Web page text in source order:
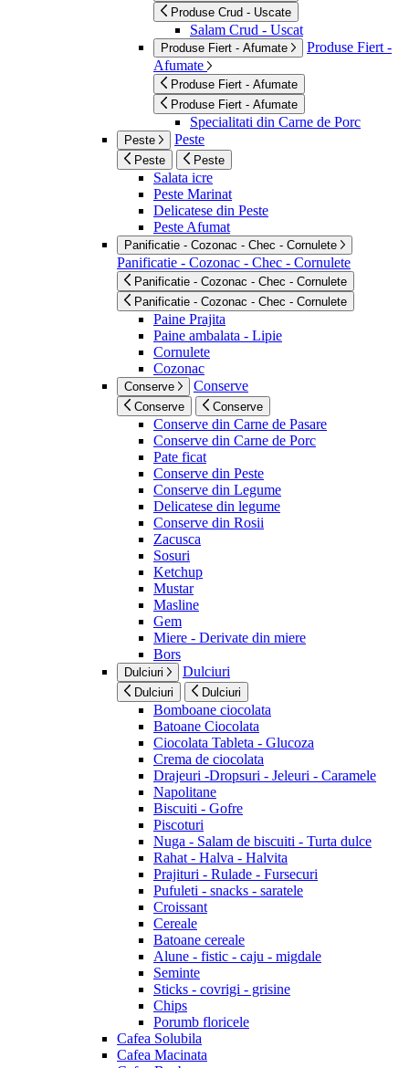
Produse Crud - Uscate
Salam Crud - Uscat
Produse Fiert - Afumate
Produse Fiert -
Afumate
Produse Fiert - Afumate
Produse Fiert - Afumate
Specialitati din Carne de Porc
Peste Peste
Peste Peste
Salata icre
Peste Marinat
Delicatese din Peste
Peste Afumat
Panificatie - Cozonac - Chec - Cornulete
Panificatie - Cozonac - Chec - Cornulete
Panificatie - Cozonac - Chec - Cornulete
Panificatie - Cozonac - Chec - Cornulete
Paine Prajita
Paine ambalata - Lipie
Cornulete
Cozonac
Conserve Conserve
Conserve Conserve
Conserve din Carne de Pasare
Conserve din Carne de Porc
Pate ficat
Conserve din Peste
Conserve din Legume
Delicatese din legume
Conserve din Rosii
Zacusca
Sosuri
Ketchup
Mustar
Masline
Gem
Miere - Derivate din miere
Bors
Dulciuri Dulciuri
Dulciuri Dulciuri
Bomboane ciocolata
Batoane Ciocolata
Ciocolata Tableta - Glucoza
Crema de ciocolata
Drajeuri -Dropsuri - Jeleuri - Caramele
Napolitane
Biscuiti - Gofre
Piscoturi
Nuga - Salam de biscuiti - Turta dulce
Rahat - Halva - Halvita
Prajituri - Rulade - Fursecuri
Pufuleti - snacks - saratele
Croissant
Cereale
Batoane cereale
Alune - fistic - caju - migdale
Seminte
Sticks - covrigi - grisine
Chips
Porumb floricele
Cafea Solubila
Cafea Macinata